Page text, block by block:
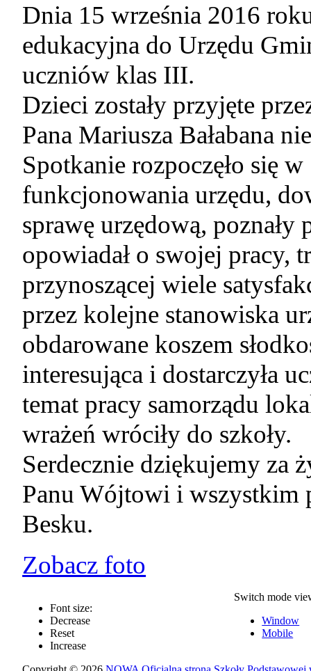
Dnia 15 września 2016
edukacyjna do Urzędu
uczniów klas III.
Dzieci zostały przyjęte
Pana Mariusza Bałabana
Spotkanie rozpoczęło się
funkcjonowania urzędu,
sprawę urzędową,
opowiadał o swojej pracy,
przynoszącej wiele
przez kolejne stanowiska
obdarowane koszem
interesująca i dostarczyła
temat pracy samorządu
wrażeń wróciły do szkoły.
Serdecznie dziękujemy za
Panu Wójtowi i
Besku.
Zobacz foto
Font size:
Decrease
Reset
Increase
Switch mode
Window
Mobile